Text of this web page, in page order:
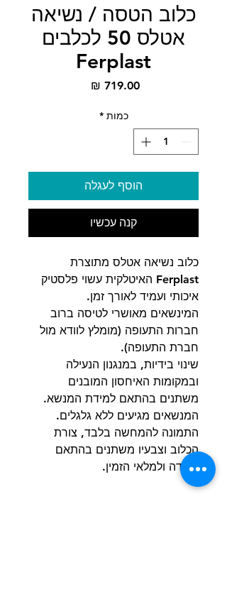
כלוב הטסה / נשיאה
אטלס 50 לכלבים
Ferplast
כמות *
הוסף לעגלה
קנה עכשיו
כלוב נשיאה אטלס מתוצרת
Ferplast האיטלקית עשוי פלסטיק
איכותי ועמיד לאורך זמן.
המינשאים מאושרי לטיסה ברוב
חברות התעופה (מומלץ לוודא מול
חברת התעופה).
שינוי בידיות, במנגנון הנעילה
ובמקומות האיחסון המובנים
משתנים בהתאם למידת המנשא.
המנשאים מגיעים ללא גלגלים.
התמונה להמחשה בלבד, צורת
הכלוב וצבעיו משתנים בהתאם
למידה ולמלאי הזמין.